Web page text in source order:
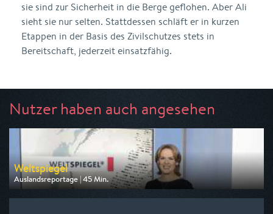
sie sind zur Sicherheit in die Berge geflohen. Aber Ali
sieht sie nur selten. Stattdessen schläft er in kurzen
Etappen in der Basis des Zivilschutzes stets in
Bereitschaft, jederzeit einsatzfähig.
Nutzer haben auch angesehen
Weltspiegel
Auslandsreportage | 45 Min.
Ausgestrahlt von ARD
am 09.08.2026, 19:15